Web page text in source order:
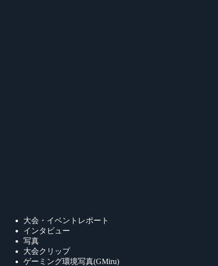
大会・イベントレポート
インタビュー
写真
大会クリップ
ゲーミング環境写真(GMiru)